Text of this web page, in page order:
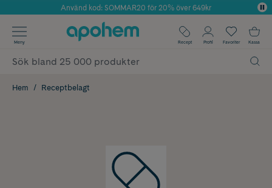
Årets Butik 2025 inom Skönhet
Använd kod: SOMMAR20 för 20% över 649kr
✓ Fri frakt
✓ Poäng på alla köp*
Meny Recept Profil Favoriter Kassa
Hem Receptbelagt